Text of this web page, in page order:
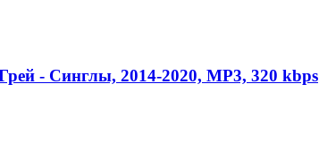
- Синглы, 2014-2020, MP3, 320 kbps